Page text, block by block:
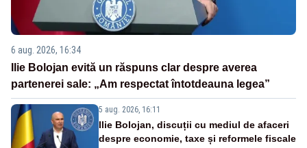
6 aug. 2026, 16:34
Ilie Bolojan evită un răspuns clar despre averea
partenerei sale: „Am respectat întotdeauna legea”
5 aug. 2026, 16:11
Ilie Bolojan, discuții cu mediul de afaceri
despre economie, taxe și reformele fiscale